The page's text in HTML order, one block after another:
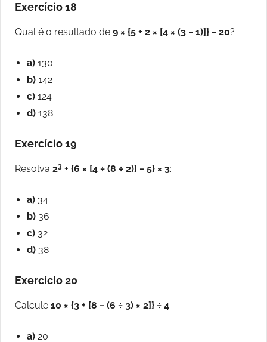
Exercício 18
Qual é o resultado de 9 × {5 + 2 × [4 × (3 − 1)]} − 20?
a) 130
b) 142
c) 124
d) 138
Exercício 19
Resolva 23 + {6 × [4 ÷ (8 ÷ 2)] − 5} × 3:
a) 34
b) 36
c) 32
d) 38
Exercício 20
Calcule 10 × {3 + [8 − (6 ÷ 3) × 2]} ÷ 4:
a) 20